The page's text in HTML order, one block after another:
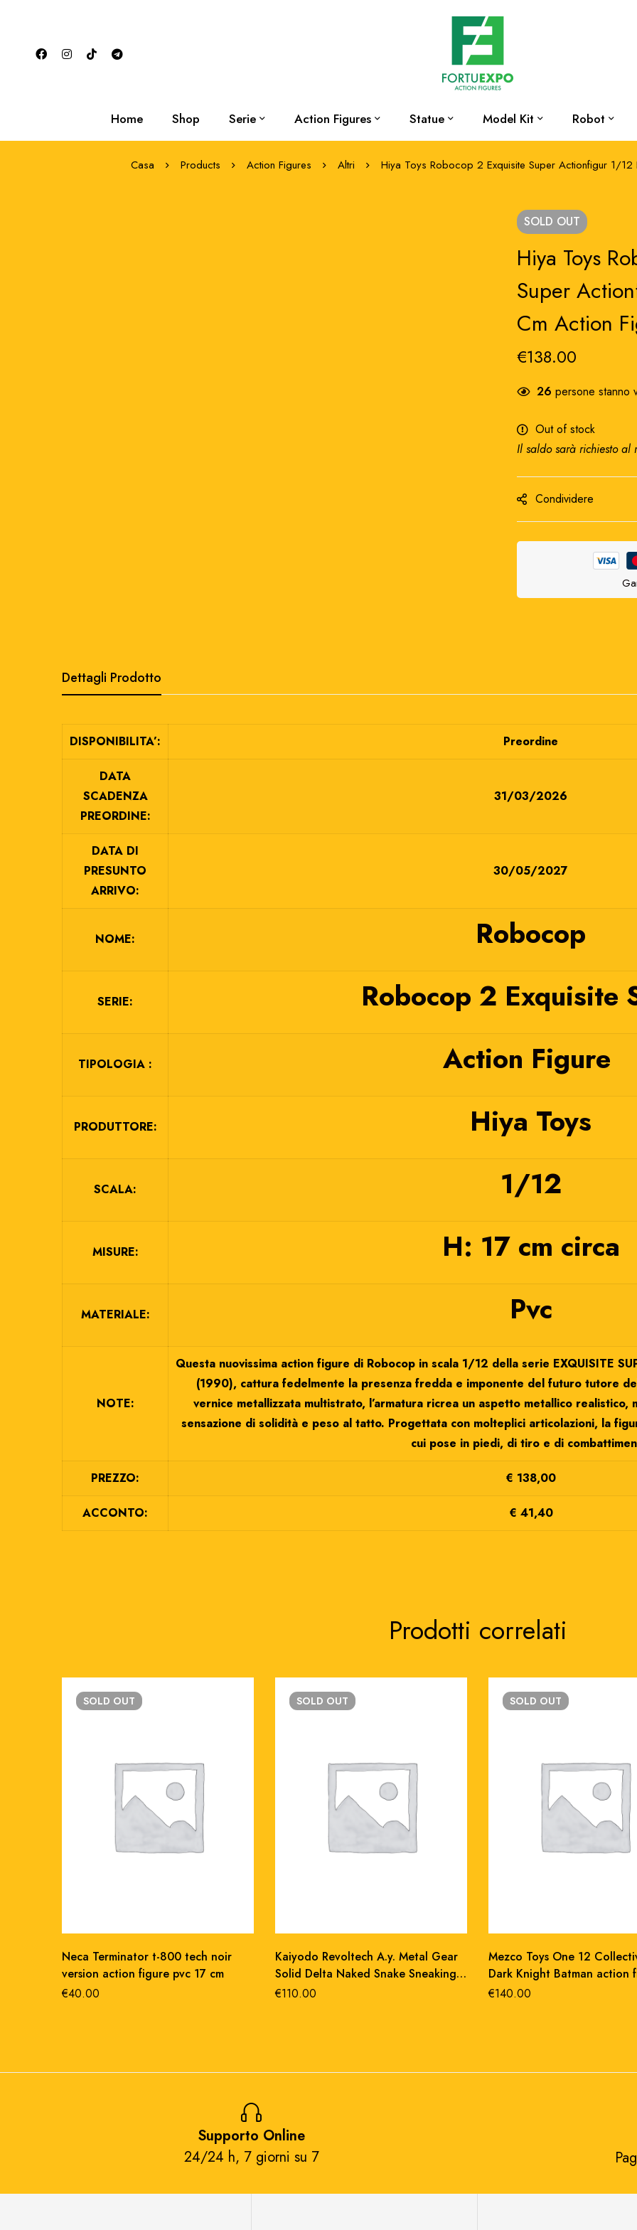
Home Shop Serie Action Figures Statue Model Kit Robot
Casa Products Action Figures Altri Hiya Toys Robocop 2 Exquisite Super Actionfigur 1/
SOLD OUT
Hiya Toys
Super
Cm Action
€138.00
26 persone stanno
Out of stock
Il saldo sarà richiesto al
Condividere
Dettagli Prodotto
DISPONIBILITA’: Preordine
DATA
SCADENZA
PREORDINE:
31/03/2026
DATA DI
PRESUNTO
ARRIVO:
30/05/2027
NOME: Robocop
SERIE: Robocop 2 Exquisite
TIPOLOGIA : Action Figure
PRODUTTORE: Hiya Toys
SCALA: 1/12
MISURE: H: 17 cm circa
MATERIALE: Pvc
NOTE:
Questa nuovissima action figure di Robocop in scala 1/12 della serie EXQUISITE
(1990), cattura fedelmente la presenza fredda e imponente del futuro tutore
vernice metallizzata multistrato, l’armatura ricrea un aspetto metallico
sensazione di solidità e peso al tatto. Progettata con molteplici articolazioni, la
cui pose in piedi, di tiro e di
PREZZO: € 138,00
ACCONTO: € 41,40
Prodotti correlati
SOLD OUT
Neca Terminator t-800 tech noir
version action figure pvc 17 cm
€40.00
SOLD OUT
Kaiyodo Revoltech A.y. Metal Gear
Solid Delta Naked Snake Sneaking
Suit Ver Action Figure 17 cm
€110.00
SOLD OUT
Mezco Toys One 12
Dark Knight Batman action
pvc 17 cm
€140.00
Supporto Online
24/24 h, 7 giorni su 7​